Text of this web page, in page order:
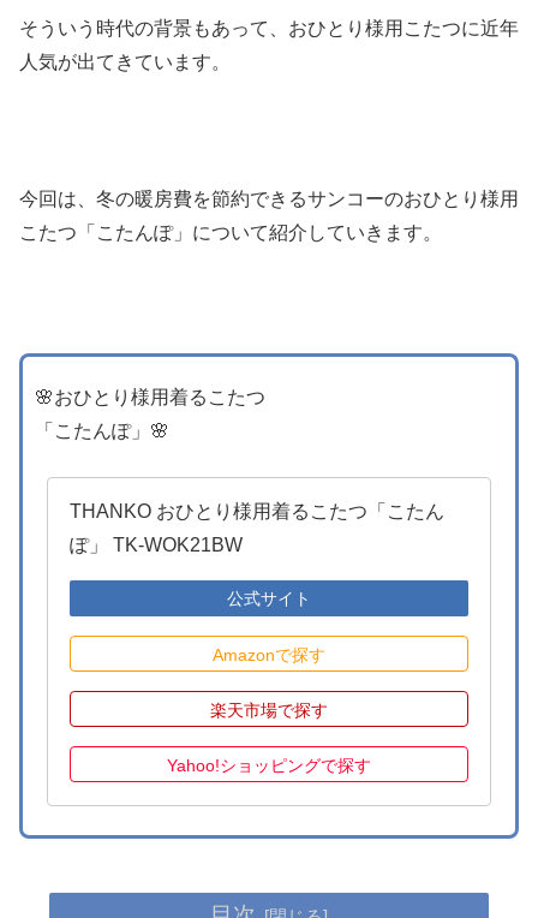
そういう時代の背景もあって、おひとり様用こたつに近年
人気が出てきています。
今回は、冬の暖房費を節約できるサンコーのおひとり様用
こたつ「こたんぽ」について紹介していきます。
🌸おひとり様用着るこたつ
「こたんぽ」🌸
THANKO おひとり様用着るこたつ「こたん
ぽ」 TK-WOK21BW
公式サイト
Amazonで探す
楽天市場で探す
Yahoo!ショッピングで探す